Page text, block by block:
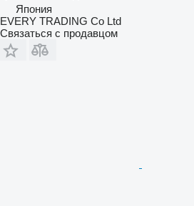
Япония
EVERY TRADING Co Ltd
Связаться с продавцом